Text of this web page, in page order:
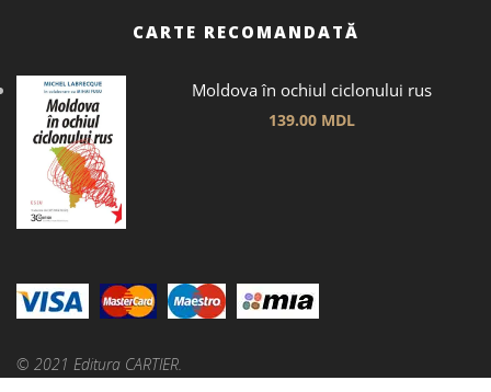
CARTE RECOMANDATĂ
Moldova în ochiul ciclonului rus
139.00 MDL
© 2021 Editura CARTIER.